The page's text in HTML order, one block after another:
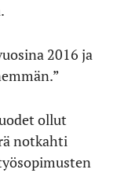
2016 ja
ollut
notkahti